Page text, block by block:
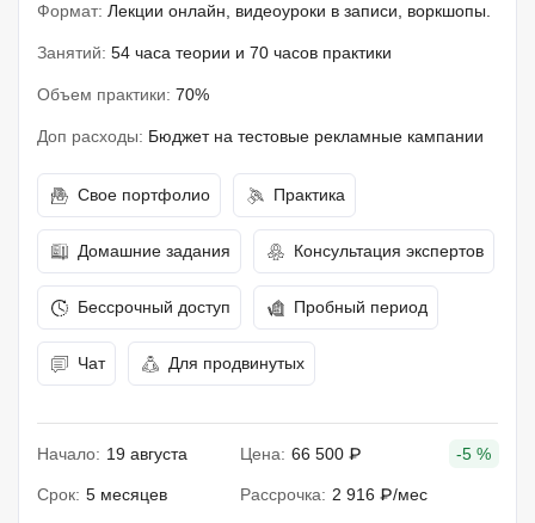
Формат: Лекции онлайн, видеоуроки в записи, воркшопы.
Занятий: 54 часа теории и 70 часов практики
Объем практики: 70%
Доп расходы: Бюджет на тестовые рекламные кампании
Свое портфолио Практика
Домашние задания Консультация экспертов
Бессрочный доступ Пробный период
Чат Для продвинутых
Начало: 19 августа Цена: 66 500 ₽ -5 %
Срок: 5 месяцев Рассрочка: 2 916 ₽/мес